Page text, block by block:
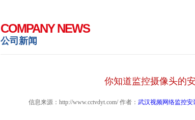
COMPANY NEWS
公司新闻
你知道监控摄像头的
信息来源：http://www.cctvdyt.com/ 作者： 武汉视频网络监控安